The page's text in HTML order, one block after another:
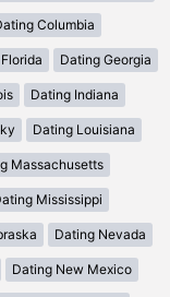
Columbia
Dating Georgia
Dating Indiana
Dating Louisiana
Massachusetts
Mississippi
Dating Nevada
Dating New Mexico